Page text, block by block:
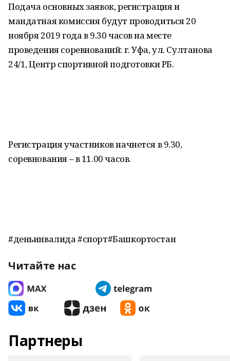
Подача основных заявок, регистрация и
мандатная комиссия будут проводиться 20
ноября 2019 года в 9.30 часов на месте
проведения соревнований: г. Уфа, ул. Султанова
24/1, Центр спортивной подготовки РБ.
Регистрация участников начнется в 9.30,
соревнования – в 11.00 часов.
#деньинвалида #спорт#Башкортостан
Читайте нас
Партнеры